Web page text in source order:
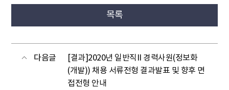
목록
다음글
[결과]2020년 일반직II 경력사원(정보화
(개발)) 채용 서류전형 결과발표 및 향후 면
접전형 안내